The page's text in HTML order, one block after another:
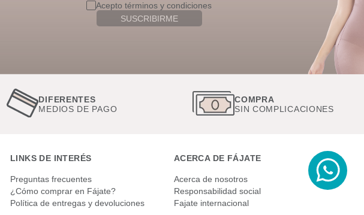
Acepto términos y condiciones
SUSCRIBIRME
DIFERENTES
MEDIOS DE PAGO
COMPRA
SIN COMPLICACIONES
LINKS DE INTERÉS
Preguntas frecuentes
¿Cómo comprar en Fájate?
Política de entregas y devoluciones
ACERCA DE FÁJATE
Acerca de nosotros
Responsabilidad social
Fajate internacional